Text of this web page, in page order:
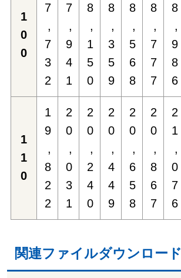
1
0
0
7
,
7
3
2
7
,
9
4
1
8
,
1
5
0
8
,
3
5
9
8
,
5
6
8
8
,
7
7
7
8
,
9
8
6
1
1
0
1
9
,
8
2
2
2
0
,
0
3
1
2
0
,
2
4
0
2
0
,
4
4
9
2
0
,
6
5
8
2
0
,
8
6
7
2
1
,
0
7
6
関連ファイルダウンロード